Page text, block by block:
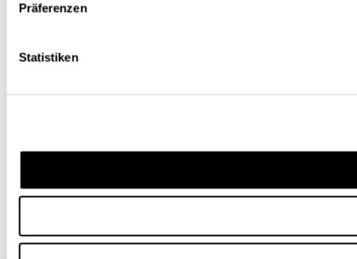
Präferenzen
Statistiken